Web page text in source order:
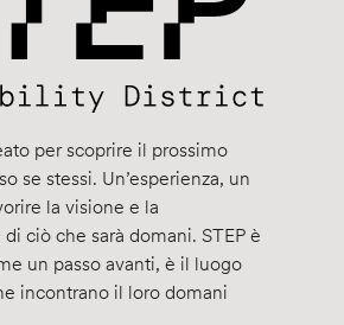
per scoprire il prossimo
se stessi. Un’esperienza, un
la visione e la
ciò che sarà domani. STEP è
un passo avanti, è il luogo
incontrano il loro domani